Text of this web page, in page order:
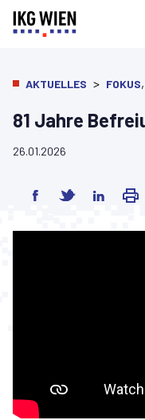
AKTUELLES > FOKUS,
81 Jahre
26.01.2026